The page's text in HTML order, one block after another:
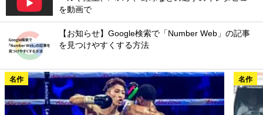
を動画で
【お知らせ】Google検索で「Number Web」の記事
を見つけやすくする方法
名作 名作